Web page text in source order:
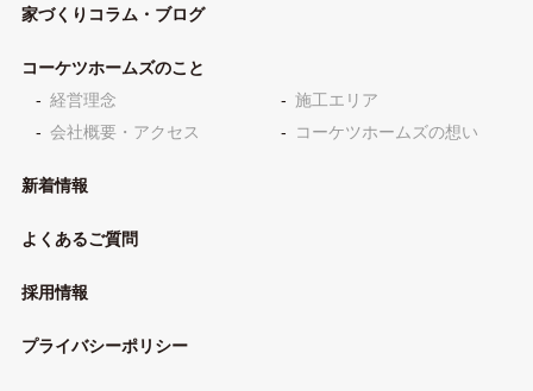
家づくりコラム・ブログ
コーケツホームズのこと
経営理念
施工エリア
会社概要・アクセス
コーケツホームズの想い
新着情報
よくあるご質問
採用情報
プライバシーポリシー